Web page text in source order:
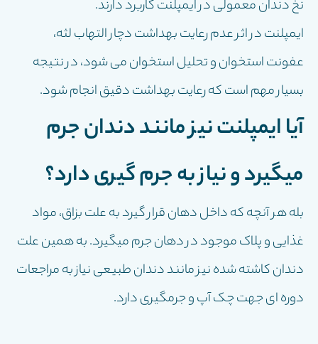
نخ دندان معمولی در ایمپلنت کاربرد دارند.
ایمپلنت در اثر عدم رعایت بهداشت دچار التهاب لثه،
عفونت استخوان و تحلیل استخوان می شود، در نتیجه
بسیار مهم است که رعایت بهداشت دقیق انجام شود.
آیا ایمپلنت نیز مانند دندان جرم
میگیرد و نیاز به جرم گیری دارد؟
بله هر آنچه که داخل دهان قرار گیرد به علت بزاق، مواد
غذایی و پلاک موجود در دهان جرم میگیرد. به همین علت
دندان کاشته شده نیز مانند دندان طبیعی نیاز به مراجعات
دوره ای جهت چک آپ و جرمگیری دارد.